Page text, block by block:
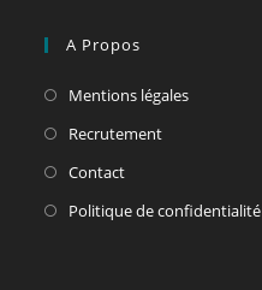
A Propos
Mentions légales
Recrutement
Contact
Politique de confidentialité